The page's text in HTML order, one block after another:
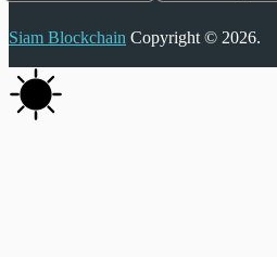
Siam Blockchain Copyright © 2026.